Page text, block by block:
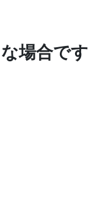
場合です